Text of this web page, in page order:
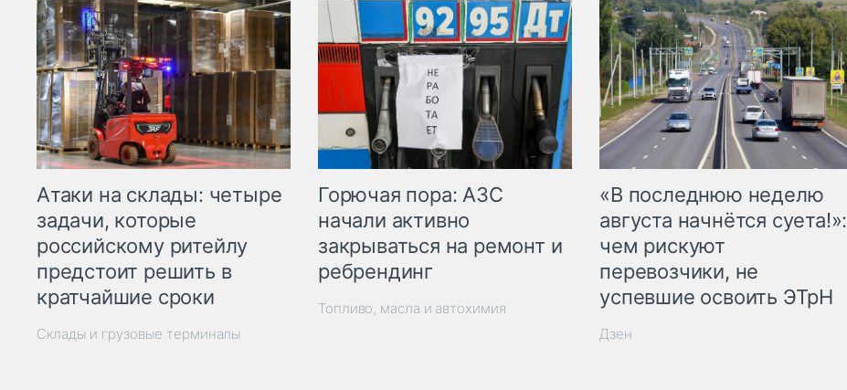
Атаки на склады: четыре
задачи, которые
российскому ритейлу
предстоит решить в
кратчайшие сроки
Склады и грузовые терминалы
Горючая пора: АЗС
начали активно
закрываться на ремонт и
ребрендинг
Топливо, масла и автохимия
«В последнюю неделю
августа начнётся суета!»:
чем рискуют
перевозчики, не
успевшие освоить ЭТрН
Дзен